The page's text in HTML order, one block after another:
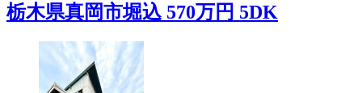
栃木県真岡市堀込 570万円 5DK